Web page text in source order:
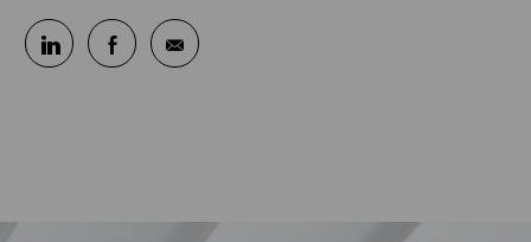
Compartir en LinkedIn
Compartir en Facebook
Compartir por correo electrónico